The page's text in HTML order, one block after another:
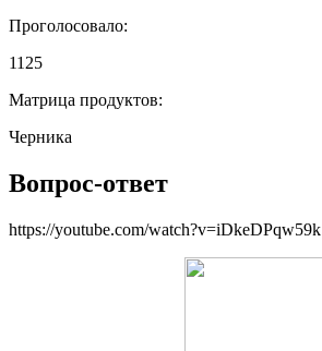
Проголосовало:
1125
Матрица продуктов:
Черника
Вопрос-ответ
https://youtube.com/watch?v=iDkeDPqw59k